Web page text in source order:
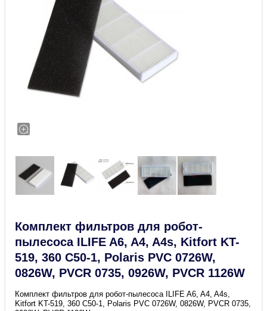
Комплект фильтров для робот-
пылесоса ILIFE A6, A4, A4s, Kitfort KT-
519, 360 C50-1, Polaris PVC 0726W,
0826W, PVCR 0735, 0926W, PVCR 1126W
Комплект фильтров для робот-пылесоса ILIFE A6, A4, A4s,
Kitfort KT-519, 360 C50-1, Polaris PVC 0726W, 0826W, PVCR 0735,